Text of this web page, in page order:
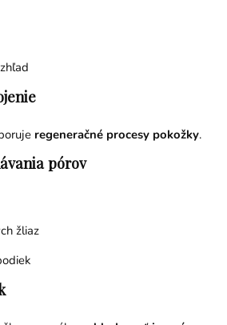
regeneračné procesy pokožky.
pórov
žliaz